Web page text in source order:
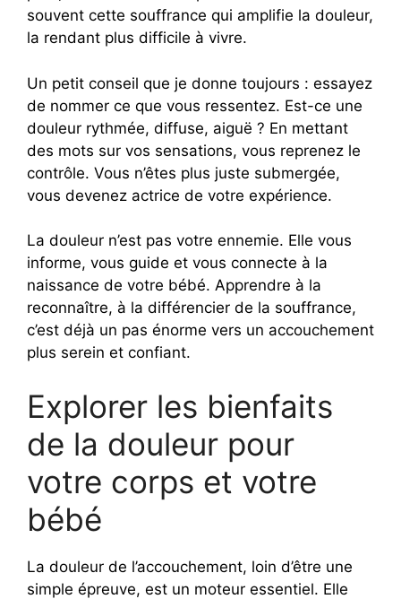
souvent cette souffrance qui amplifie la douleur,
la rendant plus difficile à vivre.
Un petit conseil que je donne toujours : essayez
de nommer ce que vous ressentez. Est-ce une
douleur rythmée, diffuse, aiguë ? En mettant
des mots sur vos sensations, vous reprenez le
contrôle. Vous n’êtes plus juste submergée,
vous devenez actrice de votre expérience.
La douleur n’est pas votre ennemie. Elle vous
informe, vous guide et vous connecte à la
naissance de votre bébé. Apprendre à la
reconnaître, à la différencier de la souffrance,
c’est déjà un pas énorme vers un accouchement
plus serein et confiant.
Explorer les bienfaits
de la douleur pour
votre corps et votre
bébé
La douleur de l’accouchement, loin d’être une
simple épreuve, est un moteur essentiel. Elle